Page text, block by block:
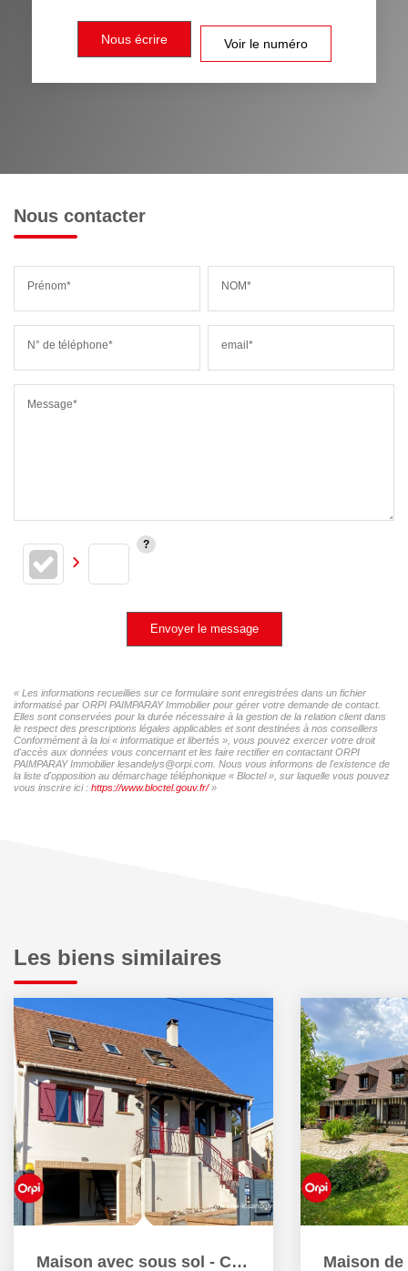
Nous écrire Voir le numéro
Nous contacter
Prénom* NOM*
N° de téléphone* email*
Message*
Envoyer le message
« Les informations recueillies sur ce formulaire sont enregistrées dans un fichier
informatisé par ORPI PAIMPARAY Immobilier pour gérer votre demande de contact.
Elles sont conservées pour la durée nécessaire à la gestion de la relation client dans
le respect des prescriptions légales applicables et sont destinées à nos conseillers
Conformément à la loi « informatique et libertés », vous pouvez exercer votre droit
d'accès aux données vous concernant et les faire rectifier en contactant ORPI
PAIMPARAY Immobilier lesandelys@orpi.com. Nous vous informons de l'existence de
la liste d'opposition au démarchage téléphonique « Bloctel », sur laquelle vous pouvez
vous inscrire ici : https://www.bloctel.gouv.fr/»
Les biens similaires
Maison avec sous sol - Centre Ville Les Andelys - 3...